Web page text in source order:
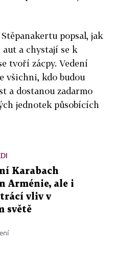
popsal, jak
a chystají se k
tvoří zácpy. Vedení
všichni, kdo budou
a dostanou zadarmo
jednotek působících
Karabach
Arménie, ale i
vliv v
světě